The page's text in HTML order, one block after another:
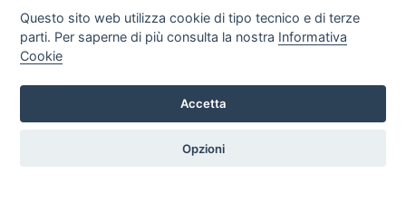
Mobili Di Palma
Via di Ogliara 89, 84135, Salerno
Tel. +39 089281193 / +39 3358372617 Email:
Questo sito web utilizza cookie di tipo tecnico e di terze
parti. Per saperne di più consulta la nostra Informativa
Cookie
Accetta
Opzioni